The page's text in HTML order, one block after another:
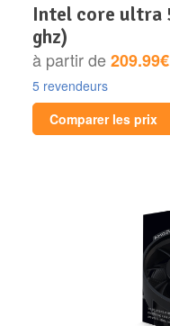
intel core ultra 5 245k (4.2 ghz / 5.2
ghz)
à partir de209.99€
5 revendeurs
Comparer les prix